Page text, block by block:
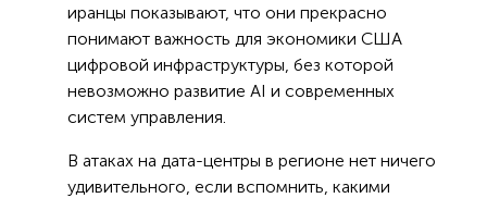
иранцы показывают, что они прекрасно
понимают важность для экономики США
цифровой инфраструктуры, без которой
невозможно развитие AI и современных
систем управления.
В атаках на дата-центры в регионе нет ничего
удивительного, если вспомнить, какими